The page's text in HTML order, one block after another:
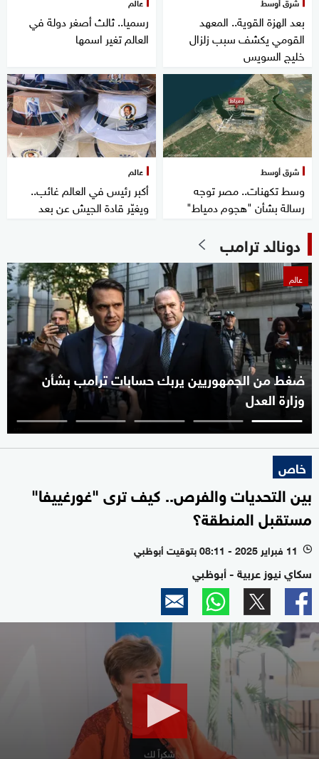
بعد الهزة القوية.. المعهد
القومي يكشف سبب زلزال
خليج السويس
رسميا.. ثالث أصغر دولة في
العالم تغير اسمها
شرق أوسط
وسط تكهنات.. مصر توجه
رسالة بشأن "هجوم دمياط"
عالم
أكبر رئيس في العالم غائب..
ويغيّر قادة الجيش عن بعد
دونالد ترامب
عالم
ضغط من الجمهوريين يربك حسابات ترامب بشأن
وزارة العدل
خاص
بين التحديات والفرص.. كيف ترى "غورغييفا"
مستقبل المنطقة؟
l 11 فبراير 2025 - 08:11 بتوقيت أبوظبي
سكاي نيوز عربية - أبوظبي